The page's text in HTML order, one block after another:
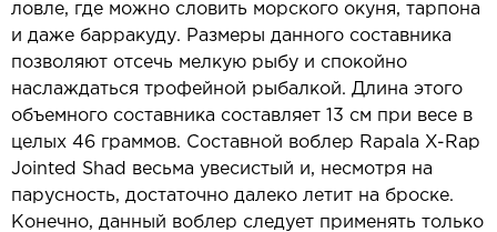
ловле, где можно словить морского окуня, тарпона
и даже барракуду. Размеры данного составника
позволяют отсечь мелкую рыбу и спокойно
наслаждаться трофейной рыбалкой. Длина этого
объемного составника составляет 13 см при весе в
целых 46 граммов. Составной воблер Rapala X-Rap
Jointed Shad весьма увесистый и, несмотря на
парусность, достаточно далеко летит на броске.
Конечно, данный воблер следует применять только